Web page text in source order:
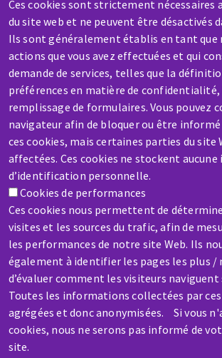
Ces cookies sont strictement
du site web et ne peuvent être désactivés
Ils sont généralement établis en tant que
actions que vous avez effectuées et qui
demande de services, telles que la
préférences en matière de confidentialité,
remplissage de formulaires. Vous pouvez
navigateur afin de bloquer ou être informé
ces cookies, mais certaines parties du site
affectées. Ces cookies ne stockent
d’identification personnelle.
Cookies de performances
Ces cookies nous permettent de
visites et les sources du trafic, afin de
les performances de notre site Web. Ils
également à identifier les pages les plus /
d’évaluer comment les visiteurs naviguent
Toutes les informations collectées par
agrégées et donc anonymisées. Si vous
cookies, nous ne serons pas informé de
site.
Contact-us
SERVICE /
A broken machine? Out of
Contact-us
Skip
to